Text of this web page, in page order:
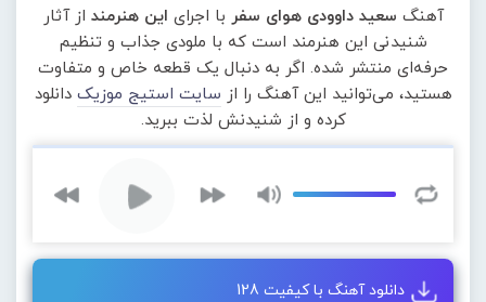
آهنگ سعید داوودی هوای سفر با اجرای این هنرمند از آثار
شنیدنی این هنرمند است که با ملودی جذاب و تنظیم
حرفه‌ای منتشر شده. اگر به دنبال یک قطعه خاص و متفاوت
هستید، می‌توانید این آهنگ را از سایت استیج موزیک دانلود
کرده و از شنیدنش لذت ببرید.
دانلود آهنگ با کیفیت 128